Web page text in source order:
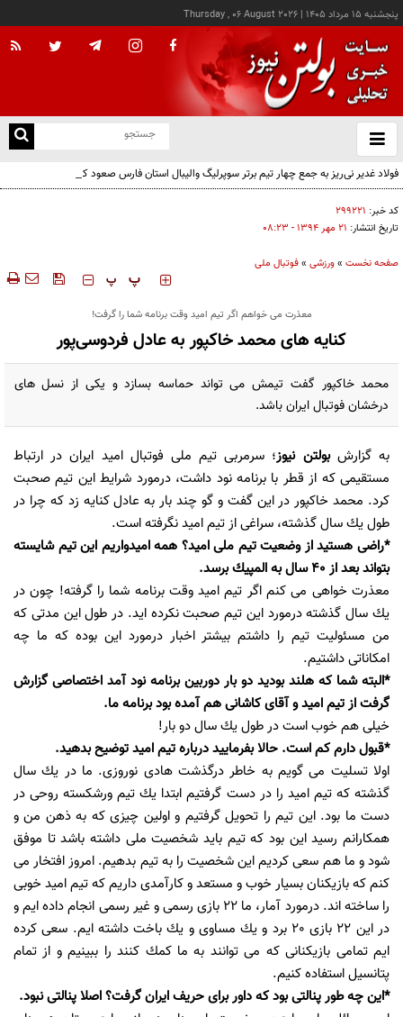
پنجشنبه ۱۵ مرداد ۱۴۰۵ |
Thursday , 06 August 2026
باز
و
فولاد غدیر نی‌ریز به جمع چهار تیم برتر سوپرلیگ والیبال استان فارس صعود کرد
کد خبر: ۲۹۹۲۲۱
تاریخ انتشار: ۲۱ مهر ۱۳۹۴ - ۰۸:۲۳
صفحه نخست »ورزشی »فوتبال ملی
‍‍‍ پ پ
معذرت می خواهم اگر تیم امید وقت برنامه شما را گرفت!
کنایه های محمد خاکپور به عادل فردوسی‌پور
محمد خاکپور گفت تیمش می تواند حماسه بسازد و یکی از نسل های
درخشان فوتبال ایران باشد.
به گزارشبولتن نیوز؛ سرمربی تیم ملی فوتبال امید ایران در ارتباط
مستقیمی كه از قطر با برنامه نود داشت، درمورد شرایط این تیم صحبت
كرد. محمد خاكپور در این گفت و گو چند بار به عادل كنایه زد كه چرا در
طول یك سال گذشته، سراغی از تیم امید نگرفته است.
*راضی هستید از وضعیت تیم ملی امید؟ همه امیدواریم این تیم شایسته
بتواند بعد از 40 سال به المپیك برسد.
معذرت خواهی می كنم اگر تیم امید وقت برنامه شما را گرفته! چون در
یك سال گذشته درمورد این تیم صحبت نكرده اید. در طول این مدتی كه
من مسئولیت تیم را داشتم بیشتر اخبار درمورد این بوده كه ما چه
امكاناتی داشتیم.
*البته شما كه هلند بودید دو بار دوربین برنامه نود آمد اختصاصی گزارش
گرفت از تیم امید و آقای كاشانی هم آمده بود برنامه ما.
خیلی هم خوب است در طول یك سال دو بار!
*قبول دارم كم است. حالا بفرمایید درباره تیم امید توضیح بدهید.
اولا تسلیت می گویم به خاطر درگذشت هادی نوروزی. ما در یك سال
گذشته كه تیم امید را در دست گرفتیم ابتدا یك تیم ورشكسته روحی در
دست ما بود. این تیم را تحویل گرفتیم و اولین چیزی كه به ذهن من و
همكارانم رسید این بود كه تیم باید شخصیت ملی داشته باشد تا موفق
شود و ما هم سعی كردیم این شخصیت را به تیم بدهیم. امروز افتخار می
كنم كه بازیكنان بسیار خوب و مستعد و كارآمدی داریم كه تیم امید خوبی
را ساخته اند. درمورد آمار، ما 22 بازی رسمی و غیر رسمی انجام داده ایم و
در این 22 بازی 20 برد و یك مساوی و یك باخت داشته ایم. سعی كرده
ایم تمامی بازیكنانی كه می توانند به ما كمك كنند را ببینیم و از تمام
پتانسیل استفاده كنیم.
*این چه طور پنالتی بود كه داور برای حریف ایران گرفت؟ اصلا پنالتی نبود.